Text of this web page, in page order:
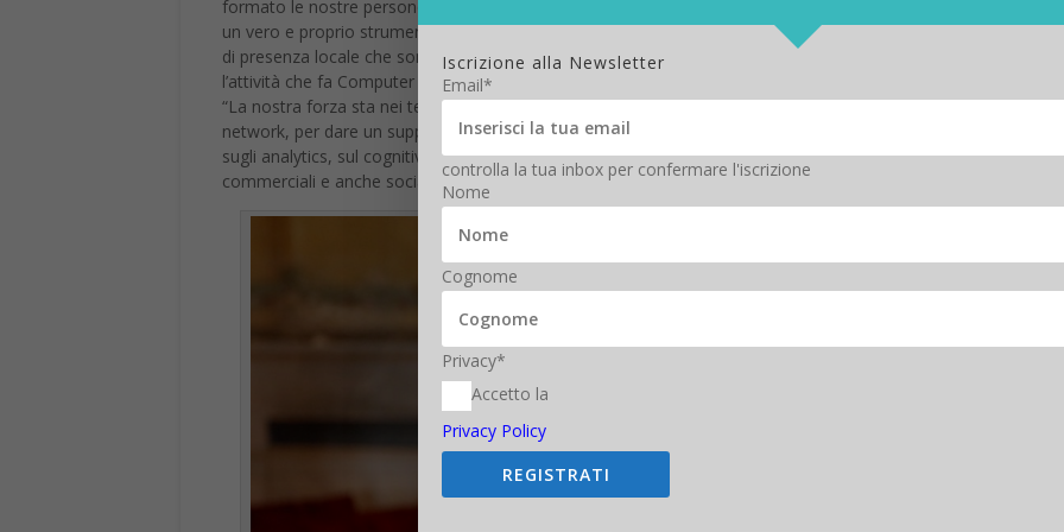
formato le nostre persone perché possano, a loro volta, formare i dealer su uno dei temi più attuali e che
un vero e proprio strumento professionale. Portare queste competenze sul territorio sfruttando anche i
di presenza locale che sono i Cash & Carry, arrivati ora in 11 città”. Conoscere, capire, spiegare e veicolare è
l’attività che fa Computer Gross per ogni soluzione e per ogni servizio.
“La nostra forza sta nei team multicerificati che integrano competenze diverse e ora appunto anche quella
network, per dare un supporto globale che allarga ogni giorno i suoi orizzonti. Oggi possiamo offrire
sugli analytics, sul cognitive computing e su tutte le ultime tecnologie, accompagnate da capacità marketing,
commerciali e anche social”, ha dichiarato Gianluca Guasti, Responsabile Marketing di Computer Gross.
Iscrizione alla Newsletter
Email*
controlla la tua inbox per confermare l'iscrizione
Nome
Cognome
Privacy*
Accetto la
Privacy Policy
REGISTRATI